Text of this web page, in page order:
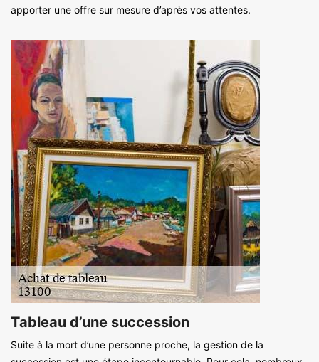
apporter une offre sur mesure d’après vos attentes.
Tableau d’une succession
Suite à la mort d’une personne proche, la gestion de la